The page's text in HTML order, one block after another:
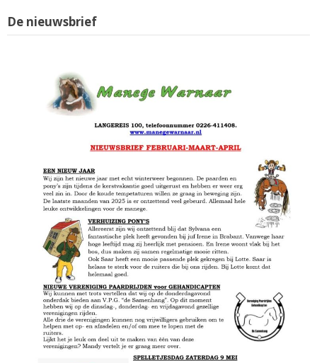
De nieuwsbrief